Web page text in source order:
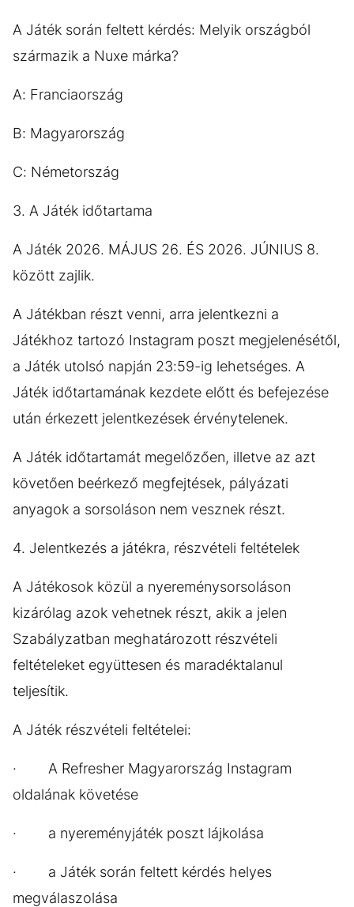
A Játék során feltett kérdés: Melyik országból
származik a Nuxe márka?
A: Franciaország
B: Magyarország
C: Németország
3. A Játék időtartama
A Játék 2026. MÁJUS 26. ÉS 2026. JÚNIUS 8.
között zajlik.
A Játékban részt venni, arra jelentkezni a
Játékhoz tartozó Instagram poszt megjelenésétől,
a Játék utolsó napján 23:59-ig lehetséges. A
Játék időtartamának kezdete előtt és befejezése
után érkezett jelentkezések érvénytelenek.
A Játék időtartamát megelőzően, illetve az azt
követően beérkező megfejtések, pályázati
anyagok a sorsoláson nem vesznek részt.
4. Jelentkezés a játékra, részvételi feltételek
A Játékosok közül a nyereménysorsoláson
kizárólag azok vehetnek részt, akik a jelen
Szabályzatban meghatározott részvételi
feltételeket együttesen és maradéktalanul
teljesítik.
A Játék részvételi feltételei:
· A Refresher Magyarország Instagram
oldalának követése
· a nyereményjáték poszt lájkolása
· a Játék során feltett kérdés helyes
megválaszolása